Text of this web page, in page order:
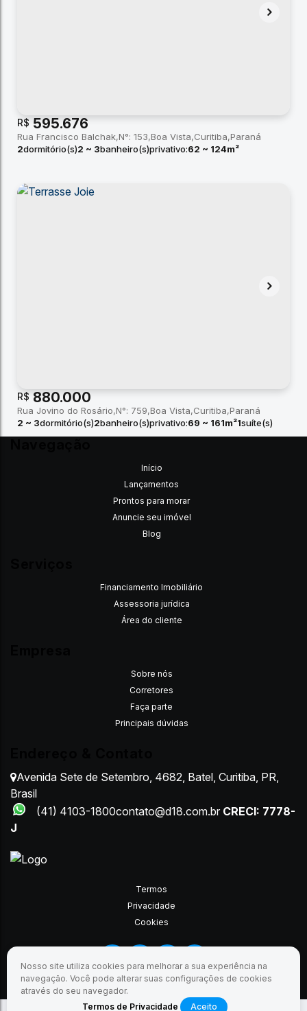
Nosso site utiliza cookies para melhorar a sua experiência na
navegação. Você pode alterar suas configurações de cookies
através do seu navegador.
Termos de Privacidade
Aceito
R$ 595.676
Rua Francisco Balchak N°: 153 Boa Vista Curitiba Paraná
2dormitório(s)2 ~ 3banheiro(s)privativo:62 ~ 124m²
R$ 880.000
Rua Jovino do Rosário N°: 759 Boa Vista Curitiba Paraná
2 ~ 3dormitório(s)2banheiro(s)privativo:69 ~ 161m²1suíte(s)
total:69m²
Início
Lançamentos
Prontos para morar
Anuncie seu imóvel
Blog
Financiamento Imobiliário
Assessoria jurídica
Área do cliente
Sobre nós
Corretores
Faça parte
Principais dúvidas
Avenida Sete de Setembro, 4682, Batel, Curitiba, PR,
Brasil
(41) 4103-1800contato@d18.com.br CRECI: 7778-
J
Termos
Privacidade
Cookies